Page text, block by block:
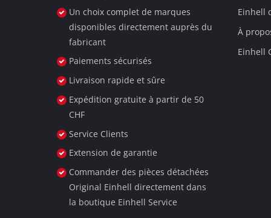
Un choix complet de marques
disponibles directement auprès du
fabricant
Paiements sécurisés
Livraison rapide et sûre
Expédition gratuite à partir de 50
CHF
Service Clients
Extension de garantie
Commander des pièces détachées
Original Einhell directement dans
la boutique Einhell Service
Einhell
À
Einhell